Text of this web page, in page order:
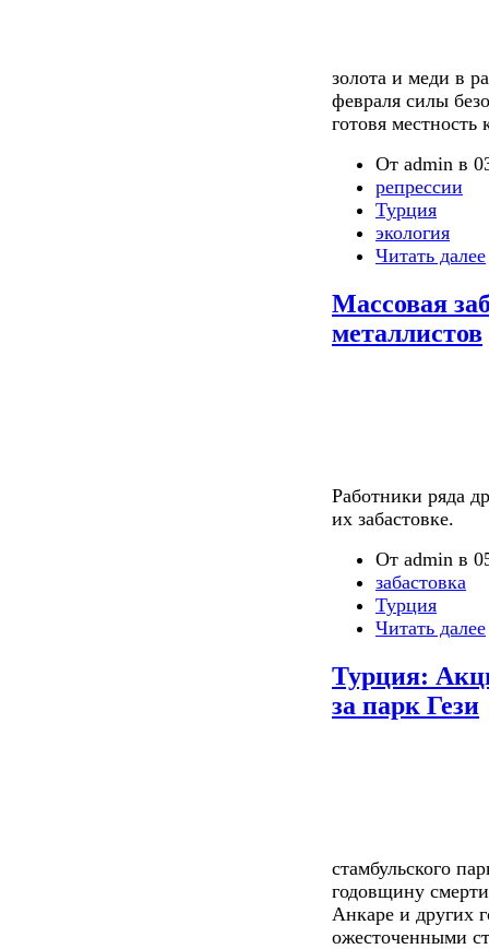
золота и меди в
февраля силы
готовя
От admin в
репрессии
Турция
экология
Читать далее
Массовая
металлистов
Работники ряда
их забастовке.
От admin в
забастовка
Турция
Читать далее
Турция:
за парк Гези
стамбульского
годовщину
Анкаре и других
ожесточенными